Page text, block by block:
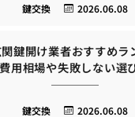
2026.06.08
鍵交換
鍵開け業者おすすめラ
費用相場や失敗しない選
2026.06.08
鍵交換